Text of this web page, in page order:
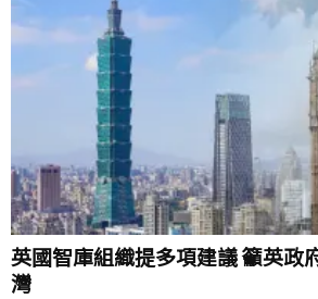
英國智庫組織提多項建議 籲英政
灣